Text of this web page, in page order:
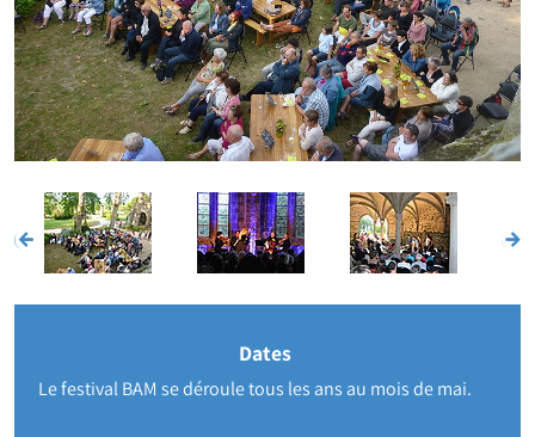
Dates
Le festival BAM se déroule tous les ans au mois de mai.